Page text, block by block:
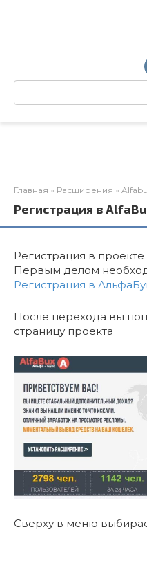
Поиск:
Главная » Расширения »
Регистрация в
Регистрация в проекте
Первым делом
Регистрация в
После перехода вы
страницу проекта
Сверху в меню